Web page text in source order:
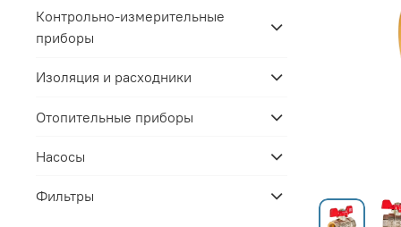
Контрольно-измерительные
приборы
Изоляция и расходники
Отопительные приборы
Насосы
Фильтры